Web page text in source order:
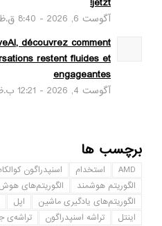
آگوست 6, 2026 - 8:40 ق.ظ
découvrez comment
restent fluides et
engageantes
آگوست 4, 2026 - 12:21 ب.ظ
برچسب ها
AMD استخدام
اسنپدراگون
الگوریتم هوشمند
الگوریتم‌های
الگوریتم‌های یادگیری ماشین
اپل
اینتل
تراشه اسنپدراگون
تراشه‌ی